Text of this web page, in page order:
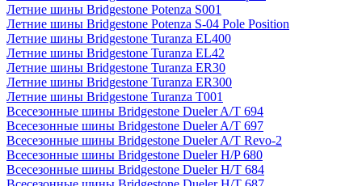
Летние шины Bridgestone Potenza S001
Летние шины Bridgestone Potenza S-04 Pole Position
Летние шины Bridgestone Turanza EL400
Летние шины Bridgestone Turanza EL42
Летние шины Bridgestone Turanza ER30
Летние шины Bridgestone Turanza ER300
Летние шины Bridgestone Turanza T001
Всесезонные шины Bridgestone Dueler A/T 694
Всесезонные шины Bridgestone Dueler A/T 697
Всесезонные шины Bridgestone Dueler A/T Revo-2
Всесезонные шины Bridgestone Dueler H/P 680
Всесезонные шины Bridgestone Dueler H/T 684